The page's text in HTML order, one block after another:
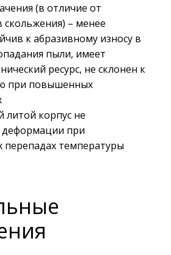
(в отличие от
– менее
к абразивному износу в
пыли, имеет
ресурс, не склонен к
при повышенных
корпус не
деформации при
перепадах температуры